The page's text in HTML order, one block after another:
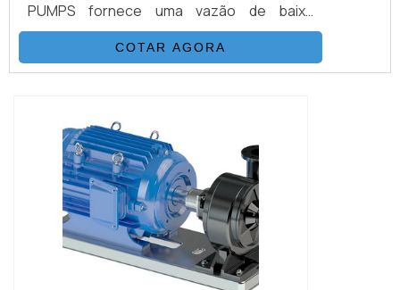
PUMPS fornece uma vazão de baixa
pulsação de 11,4 litros por minuto a 10.000
psi. É possível verificar quais as aplicações
do produto: Teste Hidrostático Injeção;
de Alta Pressão; Prevenção de Blow Off de
BOP; Demolição de Concreto.DETALHES
BÁSICAS SOBRE O...
COTAR AGORA